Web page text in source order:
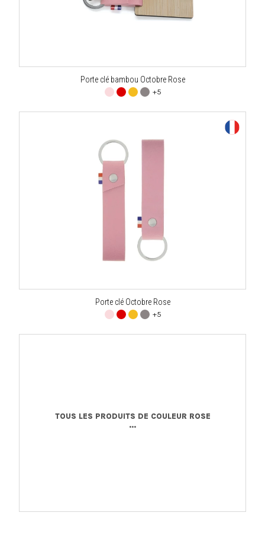
Porte clé bambou Octobre Rose
+5
Porte clé Octobre Rose
+5
TOUS LES PRODUITS DE COULEUR ROSE
...